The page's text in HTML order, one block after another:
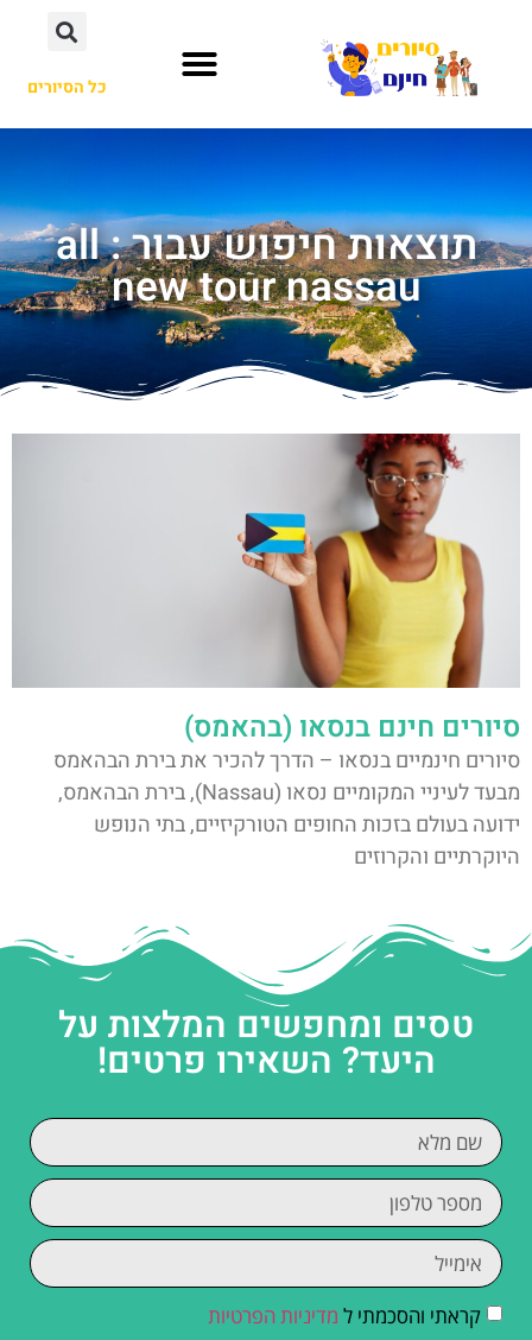
כל הסיורים
תוצאות חיפוש עבור : all
new tour nassau
סיורים חינם בנסאו (בהאמס)
סיורים חינמיים בנסאו – הדרך להכיר את בירת הבהאמס
מבעד לעיניי המקומיים נסאו (Nassau), בירת הבהאמס,
ידועה בעולם בזכות החופים הטורקיזיים, בתי הנופש
היוקרתיים והקרוזים
טסים ומחפשים המלצות על
היעד? השאירו פרטים!
קראתי והסכמתי ל מדיניות הפרטיות